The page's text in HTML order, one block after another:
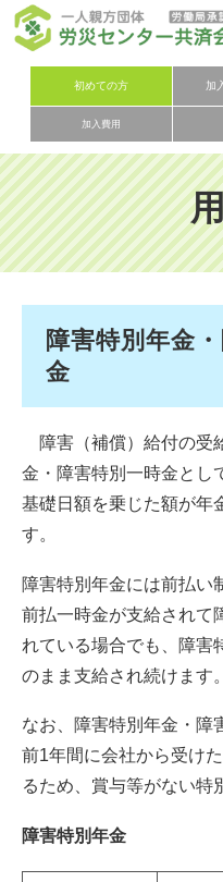
初めての方 加
加入費用
労
労災
労災保
障害特別年金
金
障害（補償）給付の受
金・障害特別一時金とし
基礎日額を乗じた額が年
す。
障害特別年金には前払い
前払一時金が支給されて
れている場合でも、障害
のまま支給され続けます。
なお、障害特別年金・障
前1年間に会社から受け
るため、賞与等がない特
障害特別年金